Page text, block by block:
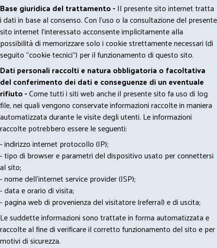
Base giuridica del trattamento -Il presente sito internet tratta
i dati in base al consenso. Con l'uso o la consultazione del presente
sito internet l’interessato acconsente implicitamente alla
possibilità di memorizzare solo i cookie strettamente necessari (di
seguito “cookie tecnici”) per il funzionamento di questo sito.
Dati personali raccolti e natura obbligatoria o facoltativa
del conferimento dei dati e conseguenze di un eventuale
rifiuto -Come tutti i siti web anche il presente sito fa uso di log
file, nei quali vengono conservate informazioni raccolte in maniera
automatizzata durante le visite degli utenti. Le informazioni
raccolte potrebbero essere le seguenti:
- indirizzo internet protocollo (IP);
- tipo di browser e parametri del dispositivo usato per connettersi
al sito;
- nome dell'internet service provider (ISP);
- data e orario di visita;
- pagina web di provenienza del visitatore (referral) e di uscita;
Le suddette informazioni sono trattate in forma automatizzata e
raccolte al fine di verificare il corretto funzionamento del sito e per
motivi di sicurezza.